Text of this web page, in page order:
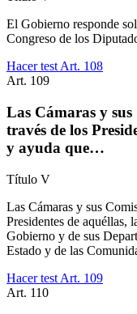
El Gobierno responde
Congreso de los
Hacer test Art. 108
Art. 109
Las Cámaras y
través de los
y ayuda que…
Título V
Las Cámaras y sus
Presidentes de aquéllas,
Gobierno y de sus
Estado y de las
Hacer test Art. 109
Art. 110